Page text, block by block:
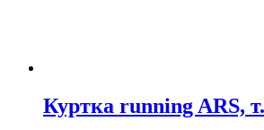
Куртка running ARS,